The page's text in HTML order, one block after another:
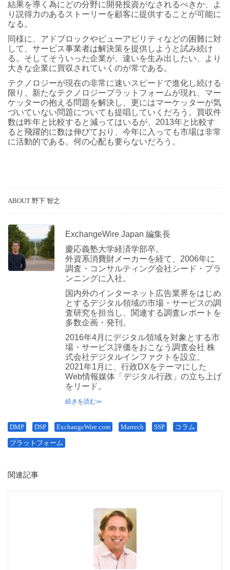
結果を導く為にどの分野に開発投資がなされるべきか、よ
り説得力のあるストーリーを顧客に提供することが可能に
なる。
同様に、アドブロックやビューアビリティなどの困難に対
して、サービス事業者は解決策を提供しようと試み続け
る。そしてそういった企業が、違いを生み出したい、より
大きな企業に買収されていくのが常である。
テクノロジーが現在の非常に速いスピードで進化し続ける
限り、新たなテクノロジープラットフォームが現れ、マー
ケッターの抱える問題を解決し、更にはマーケッターが気
づいていない問題についても提唱していくだろう。買収件
数は昨年と比較すると減ってはいるが、2013年と比較す
ると飛躍的に数は伸びており、今年に入っても市場は非常
に活動的である。何の心配も要らないだろう。
ABOUT 野下 智之
ExchangeWire Japan 編集長
慶応義塾大学経済学部卒。
外資系消費財メーカーを経て、2006年に
調査・コンサルティング会社シード・プラ
ンニングに入社。
国内外のインターネット広告業界をはじめ
とするデジタル領域の市場・サービスの調
査研究を担当し、関連する調査レポートを
多数企画・発刊。
2016年4月にデジタル領域を対象とする市
場・サービス評価をおこなう調査会社 株
式会社デジタルインファクトを設立。
2021年1月に、行政DXをテーマにした
Web情報媒体「デジタル行政」の立ち上げ
をリード。
続きを読む
DMP DSP ExchangeWire.com Martech SSP コラム
プラットフォーム
関連記事